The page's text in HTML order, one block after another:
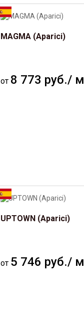
MAGMA (Aparici)
от 8 773 руб./ м
UPTOWN (Aparici)
от 5 746 руб./ м